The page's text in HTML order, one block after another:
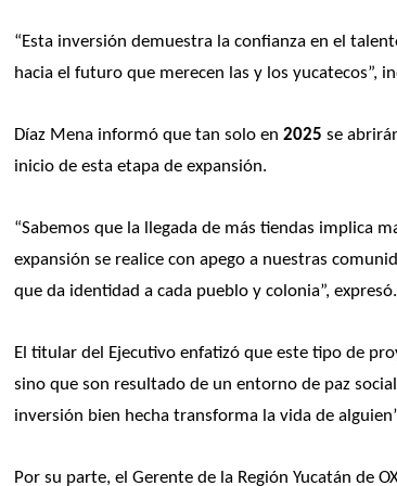
“Esta inversión demuestra la confianza en el
hacia el futuro que merecen las y los yucatecos”,
Díaz Mena informó que tan solo en 2025 se
inicio de esta etapa de expansión.
“Sabemos que la llegada de más tiendas implica
expansión se realice con apego a nuestras
que da identidad a cada pueblo y colonia”, expresó.
El titular del Ejecutivo enfatizó que este tipo de
sino que son resultado de un entorno de paz
inversión bien hecha transforma la vida de
Por su parte, el Gerente de la Región Yucatán de